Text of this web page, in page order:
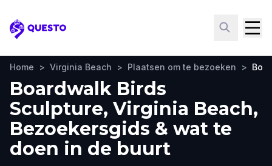
Questo
Home > Virginia Beach > Plaatsen om te bezoeken >
Boardwalk Birds
Sculpture, Virginia Beach,
Bezoekersgids & wat te
doen in de buurt